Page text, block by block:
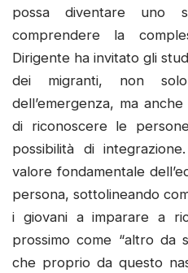
possa diventare uno
comprendere la
Dirigente ha invitato gli
dei migranti, non
dell’emergenza, ma
di riconoscere le
possibilità di
valore fondamentale
persona, sottolineando
i giovani a imparare a
prossimo come “altro da
che proprio da questo